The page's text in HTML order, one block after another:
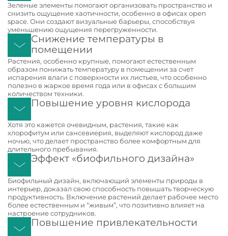
Зеленые элементы помогают организовать пространство и
снизить ощущение хаотичности, особенно в офисах open
space. Они создают визуальные барьеры, способствуя
уменьшению ощущения перегруженности.
Снижение температуры в
помещении
Растения, особенно крупные, помогают естественным
образом понижать температуру в помещении за счет
испарения влаги с поверхности их листьев, что особенно
полезно в жаркое время года или в офисах с большим
количеством техники.
Повышение уровня кислорода
Хотя это кажется очевидным, растения, такие как
хлорофитум или сансевиерия, выделяют кислород даже
ночью, что делает пространство более комфортным для
длительного пребывания.
Эффект «биофильного дизайна»
Биофильный дизайн, включающий элементы природы в
интерьер, доказал свою способность повышать творческую
продуктивность. Включение растений делает рабочее место
более естественным и “живым”, что позитивно влияет на
настроение сотрудников.
Повышение привлекательности